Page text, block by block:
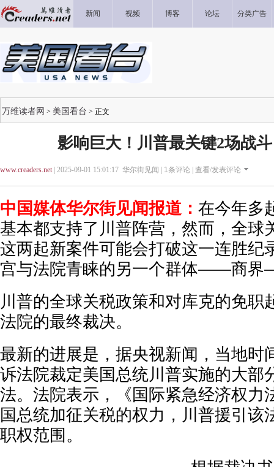
新闻 视频 博客 论坛 分类广告
万维读者网 > 美国看台 > 正文
影响巨大！川普最关键2场战
www.creaders.net| 2025-09-01 15:01:17 华尔街见闻 | 1条评论 | 查看/发表评论
中国媒体华尔街见闻报道： 在今年多
基本都支持了川普阵营，然而，全球
这两起新案件可能会打破这一连胜纪
宫与法院青睐的另一个群体——商
川普的全球关税政策和对库克的免职
法院的最终裁决。
最新的进展是，据央视新闻，当地时
诉法院裁定美国总统川普实施的大部
法。法院表示，《国际紧急经济权力
国总统加征关税的权力，川普援引该
职权范围。